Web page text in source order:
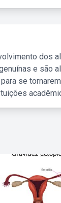
dos
e são
se